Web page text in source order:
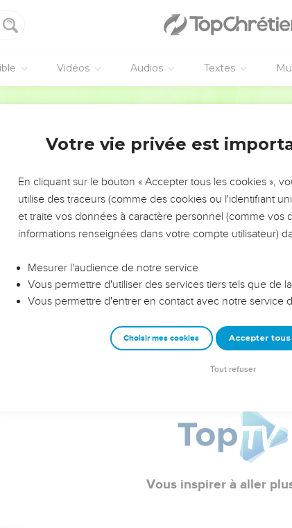
Vidéos Audios Textes
L’ÉVÉNEMENT DE L’ANNÉE !
VOUS ÉVITER LES VOTRES ?
pour leurs réussites, leur impact, leur foi ou leur vision. Mais on
et les saisons difficiles qu'ils ont traversés, alors même que ce sont
entrepreneurs, et responsables reviennent sur les erreurs
et les clés pour avancer avec plus de sagesse afin que leurs
vous guidiez un ministère, une équipe, un groupe ou une
vous.
Vous inspirer à aller
Votre vie privée est
En cliquant sur le bouton « Accepter tous les cookies »,
utilise des traceurs (comme des cookies ou l'identifiant
et traite vos données à caractère personnel (comme vos
informations renseignées dans votre compte utilisateur)
Mesurer l'audience de notre service
Vous permettre d'utiliser des services tiers tels que de
Vous permettre d'entrer en contact avec notre service
Choisir mes cookies Accepter
Tout refuser